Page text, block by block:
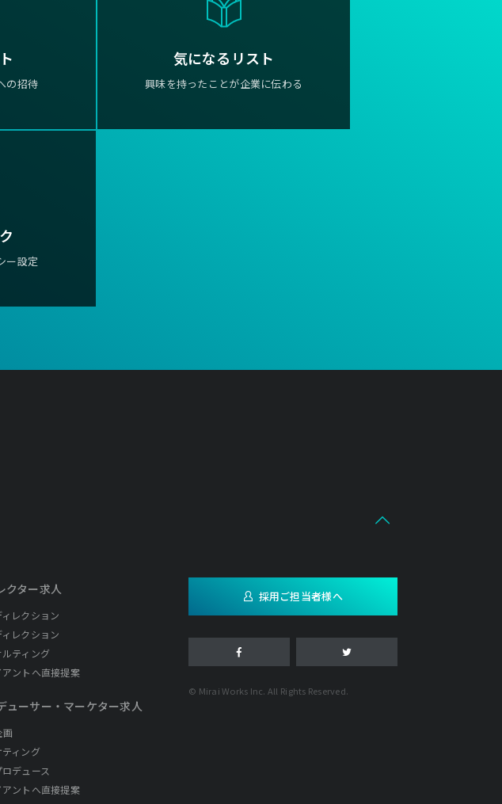
の招待
気になるリスト
興味を持ったことが企業に伝わる
ー設定
クター求人
レクション
レクション
ティング
アントへ直接提案
ューサー・ マーケター求人
画
ィング
デュース
アントへ直接提案
採用ご担当者様へ
© Mirai Works Inc. All Rights Reserved.